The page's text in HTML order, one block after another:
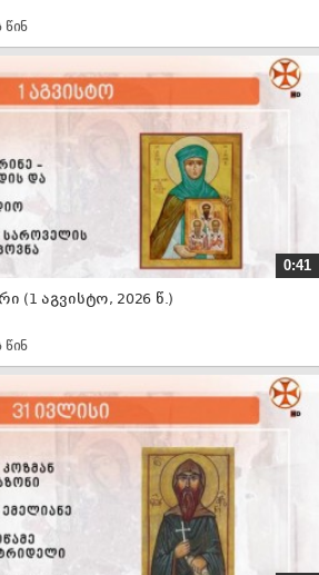
0:41
(1 აგვისტო, 2026 წ.)